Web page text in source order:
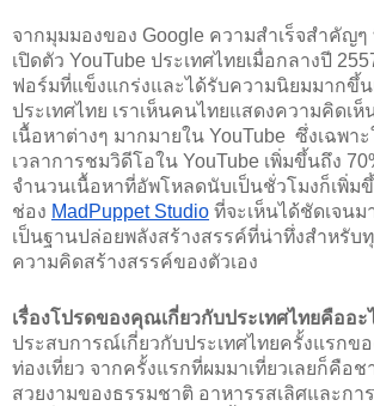
จากมุมมองของ Google ความสำเร็จสำคัญ
เปิดตัว YouTube ประเทศไทยเมื่อกลางปี
ฟอร์มที่แข็งแกร่งและได้รับความนิยมมากขึ้น
ประเทศไทย เราเห็นคนไทยแสดงความคิดเห็
เนื้อหาต่างๆ มากมายใน YouTube  ซึ่งเฉพ
เวลาการชมวิดีโอใน YouTube เพิ่มขึ้นถึง
จำนวนเนื้อหาที่อัพโหลดนับเป็นชั่วโมงก็เพิ่ม
ช่อง MadPuppet Studio ที่จะเห็นได้ชัดเจน
เป็นฐานปล่อยพลังสร้างสรรค์ที่น่าทึ่งสำหรับ
ความคิดสร้างสรรค์ของตัวเอง
เรื่องโปรดของคุณเกี่ยวกับประเทศไทยคืออะ
ประสบการณ์เกี่ยวกับประเทศไทยครั้งแรกข
ท่องเที่ยว จากครั้งแรกที่ผมมาเที่ยวเลยก็คือ
สวยงามของธรรมชาติ อาหารรสเลิศและก